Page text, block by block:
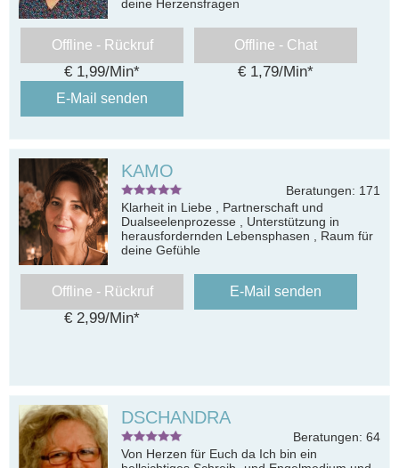
deine Herzensfragen
Offline - Rückruf
€ 1,99/Min*
Offline - Chat
€ 1,79/Min*
E-Mail senden
KAMO
Beratungen: 171
Klarheit in Liebe , Partnerschaft und
Dualseelenprozesse , Unterstützung in
herausfordernden Lebensphasen , Raum für
deine Gefühle
Offline - Rückruf
€ 2,99/Min*
E-Mail senden
DSCHANDRA
Beratungen: 64
Von Herzen für Euch da Ich bin ein